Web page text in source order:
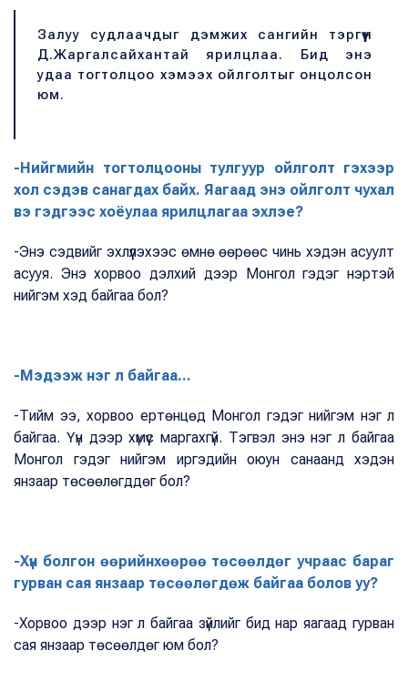
Залуу судлаачдыг дэмжих сангийн тэргүүн
Д.Жаргалсайхантай ярилцлаа. Бид энэ
удаа тогтолцоо хэмээх ойлголтыг онцолсон
юм.
-Нийгмийн тогтолцооны тулгуур ойлголт гэхээр
хол сэдэв санагдах байх. Яагаад энэ ойлголт чухал
вэ гэдгээс хоёулаа ярилцлагаа эхлэе?
-Энэ сэдвийг эхлүүлэхээс өмнө өөрөөс чинь хэдэн асуулт
асууя. Энэ хорвоо дэлхий дээр Монгол гэдэг нэртэй
нийгэм хэд байгаа бол?
-Мэдээж нэг л байгаа...
-Тийм ээ, хорвоо ертөнцөд Монгол гэдэг нийгэм нэг л
байгаа. Үүн дээр хүмүүс маргахгүй. Тэгвэл энэ нэг л байгаа
Монгол гэдэг нийгэм иргэдийн оюун санаанд хэдэн
янзаар төсөөлөгддөг бол?
-Хүн болгон өөрийнхөөрөө төсөөлдөг учраас бараг
гурван сая янзаар төсөөлөгдөж байгаа болов уу?
-Хорвоо дээр нэг л байгаа зүйлийг бид нар яагаад гурван
сая янзаар төсөөлдөг юм бол?